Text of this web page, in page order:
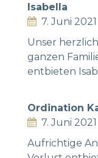
Isabella
7. Juni 2021
Unser
ganzen
entbieten
Ordination
7. Juni 2021
Aufrichtige